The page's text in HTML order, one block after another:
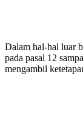
Dalam hal-hal luar
pada pasal 12
mengambil